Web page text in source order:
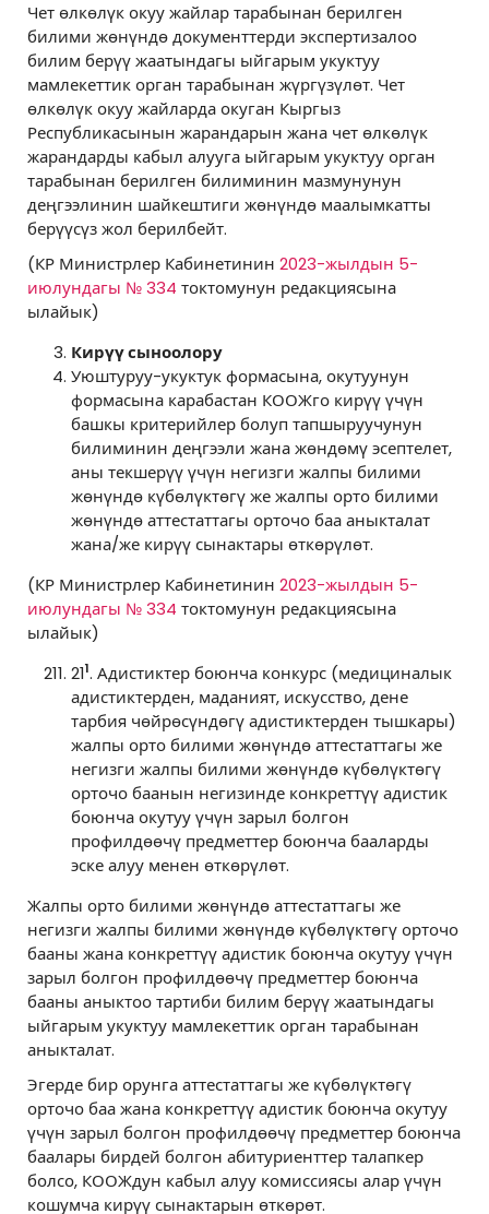
Чет өлкөлүк окуу жайлар тарабынан берилген
билими жөнүндө документтерди экспертизалоо
билим берүү жаатындагы ыйгарым укуктуу
мамлекеттик орган тарабынан жүргүзүлөт. Чет
өлкөлүк окуу жайларда окуган Кыргыз
Республикасынын жарандарын жана чет өлкөлүк
жарандарды кабыл алууга ыйгарым укуктуу орган
тарабынан берилген билиминин мазмунунун
деңгээлинин шайкештиги жөнүндө маалымкатты
берүүсүз жол берилбейт.
(КР Министрлер Кабинетинин 2023-жылдын 5-
июлундагы № 334 токтомунун редакциясына
ылайык)
Кирүү сыноолору
Уюштуруу-укуктук формасына, окутуунун
формасына карабастан КООЖго кирүү үчүн
башкы критерийлер болуп тапшыруучунун
билиминин деңгээли жана жөндөмү эсептелет,
аны текшерүү үчүн негизги жалпы билими
жөнүндө күбөлүктөгү же жалпы орто билими
жөнүндө аттестаттагы орточо баа аныкталат
жана/же кирүү сынактары өткөрүлөт.
(КР Министрлер Кабинетинин 2023-жылдын 5-
июлундагы № 334 токтомунун редакциясына
ылайык)
211. Адистиктер боюнча конкурс (медициналык
адистиктерден, маданият, искусство, дене
тарбия чөйрөсүндөгү адистиктерден тышкары)
жалпы орто билими жөнүндө аттестаттагы же
негизги жалпы билими жөнүндө күбөлүктөгү
орточо баанын негизинде конкреттүү адистик
боюнча окутуу үчүн зарыл болгон
профилдөөчү предметтер боюнча бааларды
эске алуу менен өткөрүлөт.
Жалпы орто билими жөнүндө аттестаттагы же
негизги жалпы билими жөнүндө күбөлүктөгү орточо
бааны жана конкреттүү адистик боюнча окутуу үчүн
зарыл болгон профилдөөчү предметтер боюнча
бааны аныктоо тартиби билим берүү жаатындагы
ыйгарым укуктуу мамлекеттик орган тарабынан
аныкталат.
Эгерде бир орунга аттестаттагы же күбөлүктөгү
орточо баа жана конкреттүү адистик боюнча окутуу
үчүн зарыл болгон профилдөөчү предметтер боюнча
баалары бирдей болгон абитуриенттер талапкер
болсо, КООЖдун кабыл алуу комиссиясы алар үчүн
кошумча кирүү сынактарын өткөрөт.